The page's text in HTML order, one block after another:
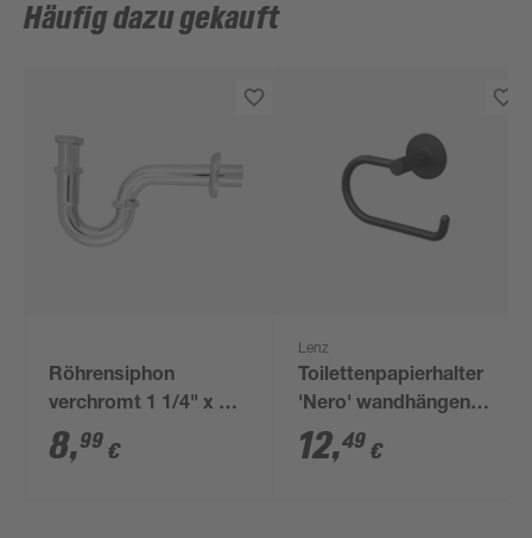
Häufig dazu gekauft
Röhrensiphon
verchromt 1 1/4" x 32
mm
8,99 €
Lenz
Toilettenpapierhalter
'Nero' wandhängend
schwarz
12,49 €